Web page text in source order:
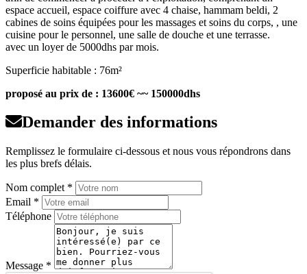
espace accueil, espace coiffure avec 4 chaise, hammam beldi, 2
cabines de soins équipées pour les massages et soins du corps, , une
cuisine pour le personnel, une salle de douche et une terrasse.
avec un loyer de 5000dhs par mois.
Superficie habitable : 76m²
proposé au prix de : 13600€ ~~ 150000dhs
Demander des informations
Remplissez le formulaire ci-dessous et nous vous répondrons dans
les plus brefs délais.
Nom complet *
Email *
Téléphone
Message *